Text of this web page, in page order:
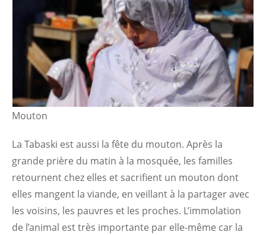
Mouton
La Tabaski est aussi la fête du mouton. Après la
grande prière du matin à la mosquée, les familles
retournent chez elles et sacrifient un mouton dont
elles mangent la viande, en veillant à la partager avec
les voisins, les pauvres et les proches. L’immolation
de l’animal est très importante par elle-même car la